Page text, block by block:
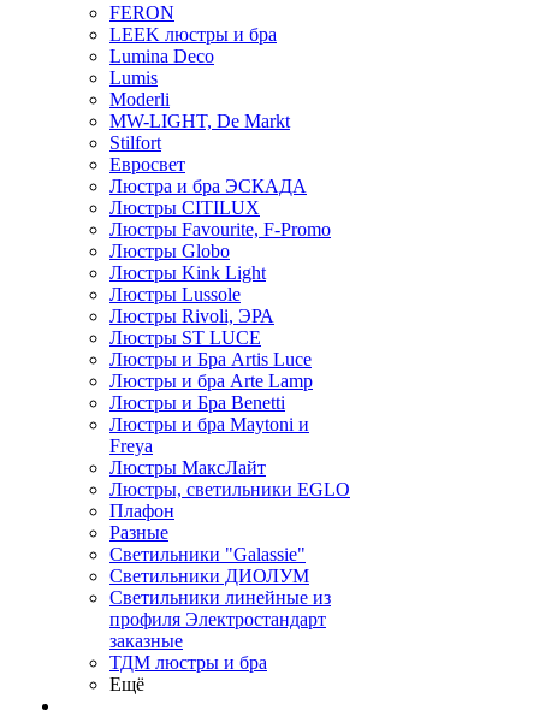
FERON
LEEK люстры и бра
Lumina Deco
Lumis
Moderli
MW-LIGHT, De Markt
Stilfort
Евросвет
Люстра и бра ЭСКАДА
Люстры CITILUX
Люстры Favourite, F-Promo
Люстры Globo
Люстры Kink Light
Люстры Lussole
Люстры Rivoli, ЭРА
Люстры ST LUCE
Люстры и Бра Artis Luce
Люстры и бра Arte Lamp
Люстры и Бра Benetti
Люстры и бра Maytoni и
Freya
Люстры МаксЛайт
Люстры, светильники EGLO
Плафон
Разные
Светильники "Galassie"
Светильники ДИОЛУМ
Светильники линейные из
профиля Электростандарт
заказные
ТДМ люстры и бра
Ещё